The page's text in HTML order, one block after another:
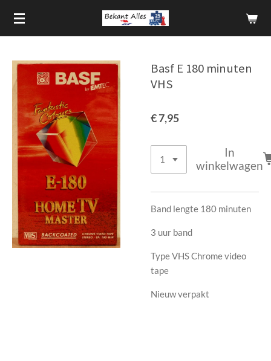
Ga
direct
hoofdinhoud
Basf E 180 minuten
VHS
€ 7,95
In
winkelwagen
Band lengte 180 minuten
3 uur band
Type VHS Chrome video
tape
Nieuw verpakt